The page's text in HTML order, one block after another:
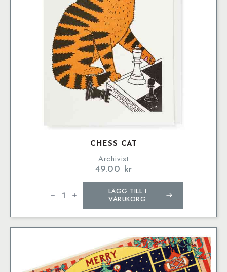
CHESS CAT
Archivist
49.00 kr
mängd
LÄGG TILL I
VARUKORG